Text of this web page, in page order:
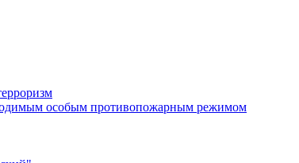
особым противопожарным режимом